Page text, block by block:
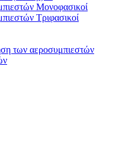
Μονοφασικοί
Τριφασικοί
των αεροσυμπιεστών